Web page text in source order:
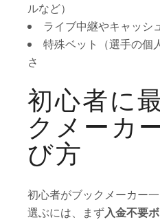
ルなど）
ライブ中継やキャッシ
特殊ベット（選手の個
さ
初心者に
クメーカ
び方
初心者がブックメーカー
選ぶには、まず入金不要